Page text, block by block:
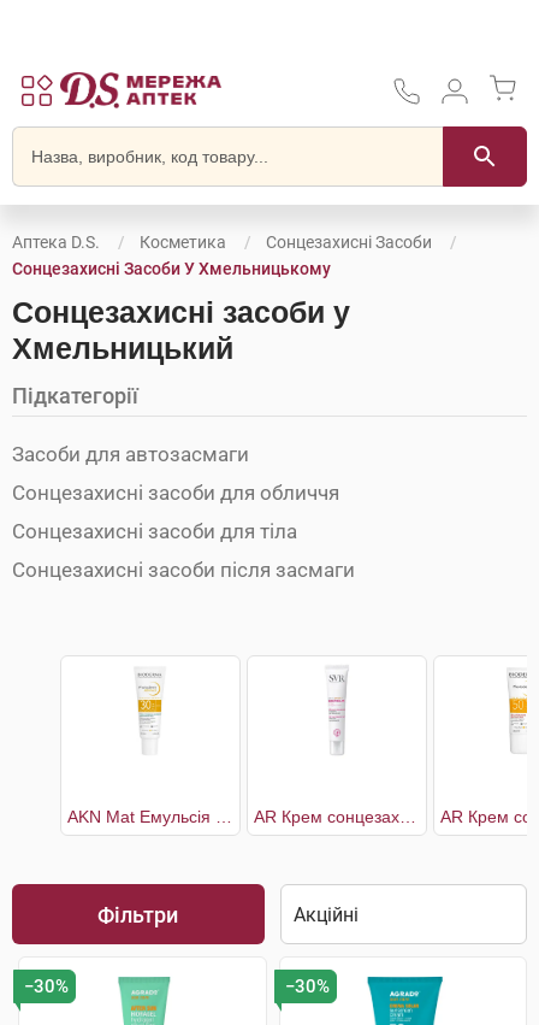
Аптека D.S. Косметика
Сонцезахисні Засоби
Сонцезахисні Засоби У Хмельницькому
Сонцезахисні засоби у
Хмельницький
Підкатегорії
Засоби для автозасмаги
Сонцезахисні засоби для обличчя
Сонцезахисні засоби для тіла
Сонцезахисні засоби після засмаги
Фільтри
−30% −30%